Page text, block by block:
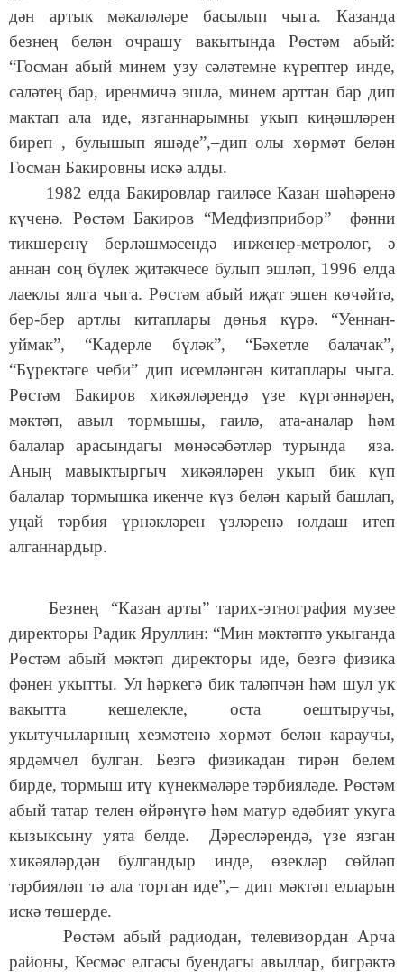
дән артык мәкаләләре басылып чыга. Казанда
безнең белән очрашу вакытында Рөстәм абый:
“Госман абый минем узу сәләтемне күрептер инде,
сәләтең бар, иренмичә эшлә, минем арттан бар дип
мактап ала иде, язганнарымны укып киңәшләрен
биреп , булышып яшәде”,–дип олы хөрмәт белән
Госман Бакировны искә алды.
1982 елда Бакировлар гаиләсе Казан шәһәренә
күченә. Рөстәм Бакиров “Медфизприбор” фәнни
тикшеренү берләшмәсендә инженер-метролог, ә
аннан соң бүлек җитәкчесе булып эшләп, 1996 елда
лаеклы ялга чыга. Рөстәм абый иҗат эшен көчәйтә,
бер-бер артлы китаплары дөнья күрә. “Уеннан-
уймак”, “Кадерле бүләк”, “Бәхетле балачак”,
“Бүректәге чеби” дип исемләнгән китаплары чыга.
Рөстәм Бакиров хикәяләрендә үзе күргәннәрен,
мәктәп, авыл тормышы, гаилә, ата-аналар һәм
балалар арасындагы мөнәсәбәтләр турында яза.
Аның мавыктыргыч хикәяләрен укып бик күп
балалар тормышка икенче күз белән карый башлап,
уңай тәрбия үрнәкләрен үзләренә юлдаш итеп
алганнардыр.
Безнең “Казан арты” тарих-этнография музее
директоры Радик Яруллин: “Мин мәктәптә укыганда
Рөстәм абый мәктәп директоры иде, безгә физика
фәнен укытты. Ул һәркегә бик таләпчән һәм шул ук
вакытта кешелекле, оста оештыручы,
укытучыларның хезмәтенә хөрмәт белән караучы,
ярдәмчел булган. Безгә физикадан тирән белем
бирде, тормыш итү күнекмәләре тәрбияләде. Рөстәм
абый татар телен өйрәнүгә һәм матур әдәбият укуга
кызыксыну уята белде. Дәресләрендә, үзе язган
хикәяләрдән булгандыр инде, өзекләр сөйләп
тәрбияләп тә ала торган иде”,– дип мәктәп елларын
искә төшерде.
Рөстәм абый радиодан, телевизордан Арча
районы, Кесмәс елгасы буендагы авыллар, бигрәктә